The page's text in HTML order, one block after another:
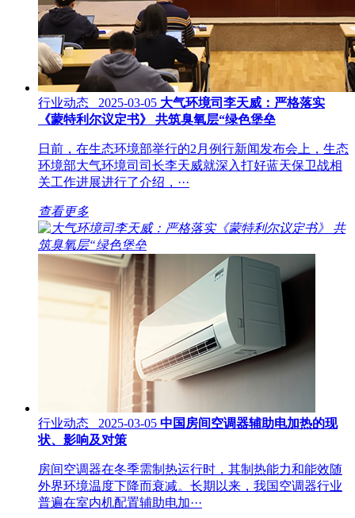
行业动态 2025-03-05 大气环境司李天威：严格落实
《蒙特利尔议定书》 共筑臭氧层“绿色堡垒
日前，在生态环境部举行的2月例行新闻发布会上，生态
环境部大气环境司司长李天威就深入打好蓝天保卫战相
关工作进展进行了介绍，···
查看更多
行业动态 2025-03-05 中国房间空调器辅助电加热的现
状、影响及对策
房间空调器在冬季需制热运行时，其制热能力和能效随
外界环境温度下降而衰减。长期以来，我国空调器行业
普遍在室内机配置辅助电加···